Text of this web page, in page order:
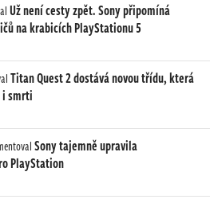
Už není cesty zpět. Sony připomíná
na krabicích PlayStationu 5
Titan Quest 2 dostává novou třídu, která
smrti
Sony tajemně upravila
PlayStation